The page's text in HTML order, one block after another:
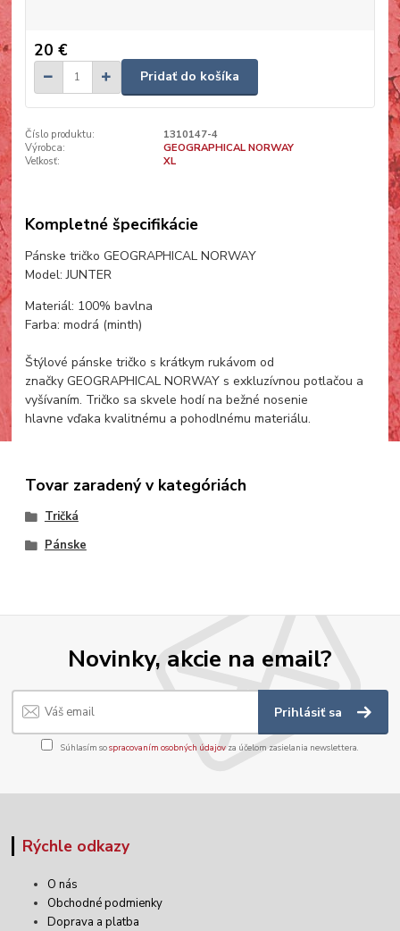
20 €
Pridať do košíka
Číslo produktu:
1310147-4
Výrobca:
GEOGRAPHICAL NORWAY
Veľkosť:
XL
Kompletné špecifikácie
Pánske tričko GEOGRAPHICAL NORWAY
Model: JUNTER
Materiál: 100% bavlna
Farba: modrá (minth)
Štýlové pánske tričko s krátkym rukávom od
značky GEOGRAPHICAL NORWAY s exkluzívnou potlačou a
vyšívaním. Tričko sa skvele hodí na bežné nosenie
hlavne vďaka kvalitnému a pohodlnému materiálu.
Tovar zaradený v kategóriách
Tričká
Pánske
Novinky, akcie na email?
Prihlásiť sa
Súhlasím sospracovaním osobných údajov za účelom zasielania newslettera.
Rýchle odkazy
O nás
Obchodné podmienky
Doprava a platba